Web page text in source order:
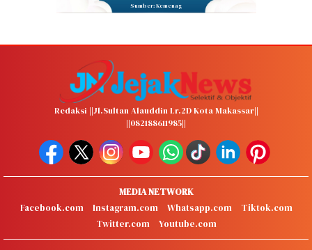
Sumber: Kemenag
Redaksi ||Jl.Sultan Alauddin Lr.2D Kota Makassar||
||082188611985||
MEDIA NETWORK
Facebook.com
Instagram.com Whatsapp.com
Tiktok.com
Twitter.com
Youtube.com